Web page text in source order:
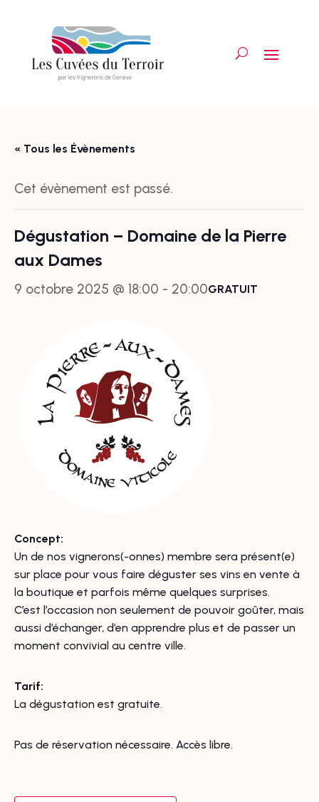
« Tous les Évènements
Cet évènement est passé.
Dégustation – Domaine de la Pierre
aux Dames
9 octobre 2025 @ 18:00 - 20:00GRATUIT
Concept:
Un de nos vignerons(-onnes) membre sera présent(e)
sur place pour vous faire déguster ses vins en vente à
la boutique et parfois même quelques surprises.
C’est l’occasion non seulement de pouvoir goûter, mais
aussi d’échanger, d’en apprendre plus et de passer un
moment convivial au centre ville.
Tarif:
La dégustation est gratuite.
Pas de réservation nécessaire. Accès libre.